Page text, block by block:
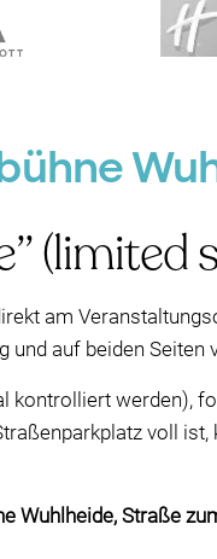
(limited
am
und auf beiden Seiten
kontrolliert werden),
voll ist,
Wuhlheide, Straße